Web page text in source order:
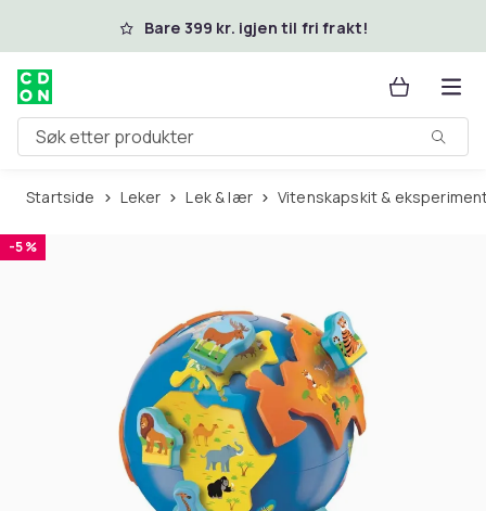
Hopp til hovedinnholdBare 399 kr. igjen til fri frakt!
Søk etter produkter
Startside Leker Lek & lær Vitenskapskit &
-5 %